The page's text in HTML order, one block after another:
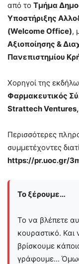
από το Τμήμα
Υποστήριξης
(Welcome Office),
Αξιοποίησης &
Πανεπιστημίου
Χορηγοί της
Φαρμακευτικός
Strattech
Περισσότερες
συμμετέχοντες
https://pr.uoc.gr/
Το ξέρουμε…
Το να βλέπετε
κουραστικό. Και
βρίσκουμε
γράφουμε...